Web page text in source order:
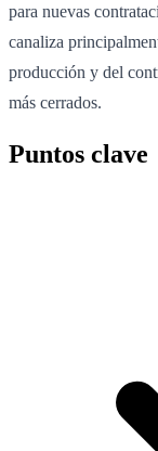
para nuevas
canaliza
producción y del
más cerrados.
Puntos clave